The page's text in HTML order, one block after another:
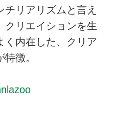
リアリズムと言え
クリエイションを生
く内在した、クリア
徴。